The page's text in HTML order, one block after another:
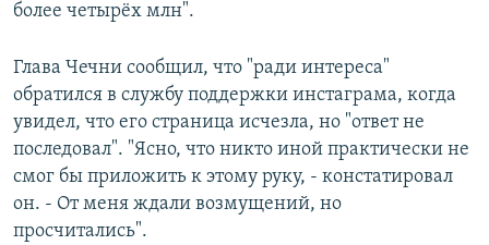
более четырёх млн".
Глава Чечни сообщил, что "ради интереса"
обратился в службу поддержки инстаграма, когда
увидел, что его страница исчезла, но "ответ не
последовал". "Ясно, что никто иной практически не
смог бы приложить к этому руку, - констатировал
он. - От меня ждали возмущений, но
просчитались".